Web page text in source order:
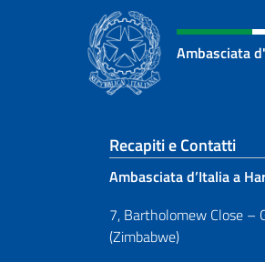
Ambasciata
Sezione
Recapiti e Contatti
Ambasciata d’Italia a
7, Bartholomew Close –
(Zimbabwe)